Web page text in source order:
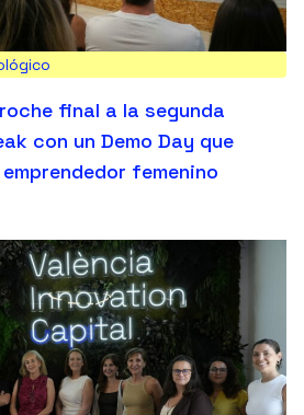
final a la segunda
con un Demo Day que
femenino